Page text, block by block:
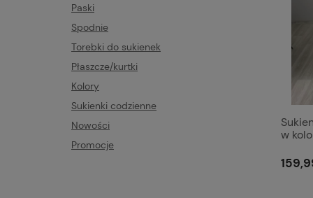
Paski
Spodnie
Torebki do sukienek
Płaszcze/kurtki
Kolory
Sukienki codzienne
Nowości
Promocje
w